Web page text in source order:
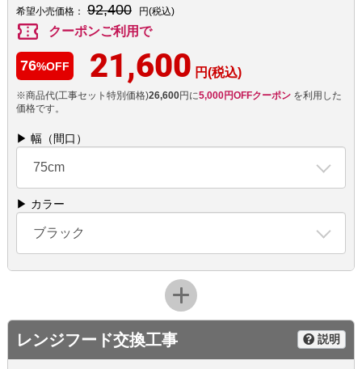
希望小売価格： 92,400 円(税込)
confirmation_number クーポンご利用で
76%OFF 21,600 円(税込)
※商品代(工事セット特別価格)26,600円に5,000円OFFクーポンを利用した
価格です。
▶ 幅（間口）
75cm
▶ カラー
ブラック
レンジフード交換工事 説明